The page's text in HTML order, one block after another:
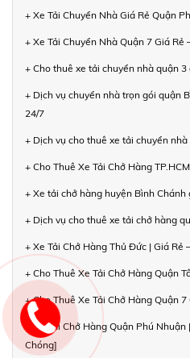
+ Xe Tải Chuyển Nhà Giá Rẻ Quận
+ Xe Tải Chuyển Nhà Quận 7 Giá Rẻ
+ Cho thuê xe tải chuyển nhà quận
+ Dịch vụ chuyển nhà trọn gói quận
24/7
+ Dịch vụ cho thuê xe tải chuyển
+ Cho Thuê Xe Tải Chở Hàng
+ Xe tải chở hàng huyện Bình Chánh
+ Dịch vụ cho thuê xe tải chở hàng
+ Xe Tải Chở Hàng Thủ Đức | Giá Rẻ
+ Cho Thuê Xe Tải Chở Hàng Quận
+ Cho Thuê Xe Tải Chở Hàng Quận
+ Xe Tải Chở Hàng Quận Phú
Chóng]